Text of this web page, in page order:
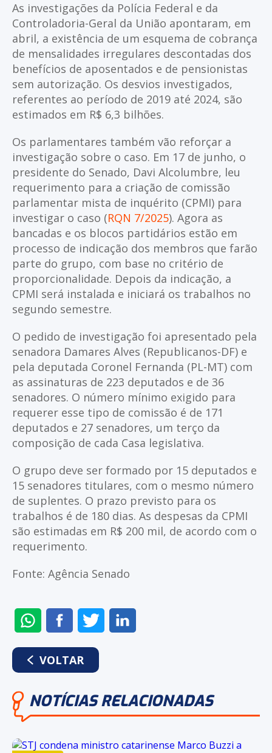
As investigações da Polícia Federal e da
Controladoria-Geral da União apontaram, em
abril, a existência de um esquema de cobrança
de mensalidades irregulares descontadas dos
benefícios de aposentados e de pensionistas
sem autorização. Os desvios investigados,
referentes ao período de 2019 até 2024, são
estimados em R$ 6,3 bilhões.
Os parlamentares também vão reforçar a
investigação sobre o caso. Em 17 de junho, o
presidente do Senado, Davi Alcolumbre, leu
requerimento para a criação de comissão
parlamentar mista de inquérito (CPMI) para
investigar o caso (RQN 7/2025). Agora as
bancadas e os blocos partidários estão em
processo de indicação dos membros que farão
parte do grupo, com base no critério de
proporcionalidade. Depois da indicação, a
CPMI será instalada e iniciará os trabalhos no
segundo semestre.
O pedido de investigação foi apresentado pela
senadora Damares Alves (Republicanos-DF) e
pela deputada Coronel Fernanda (PL-MT) com
as assinaturas de 223 deputados e de 36
senadores. O número mínimo exigido para
requerer esse tipo de comissão é de 171
deputados e 27 senadores, um terço da
composição de cada Casa legislativa.
O grupo deve ser formado por 15 deputados e
15 senadores titulares, com o mesmo número
de suplentes. O prazo previsto para os
trabalhos é de 180 dias. As despesas da CPMI
são estimadas em R$ 200 mil, de acordo com o
requerimento.
Fonte: Agência Senado
ENVIAR
NO
WHATSAPP
COMPARTILHAR
NO
FACEBOOK
COMPARTILHAR
NO
VOLTAR
NOTÍCIAS RELACIONADAS